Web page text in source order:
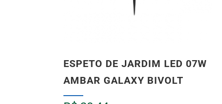
ESPETO DE JARDIM LED 07W
AMBAR GALAXY BIVOLT